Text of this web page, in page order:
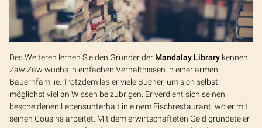
Des Weiteren lernen Sie den Gründer der Mandalay Library kennen.
Zaw Zaw wuchs in einfachen Verhältnissen in einer armen
Bauernfamilie. Trotzdem las er viele Bücher, um sich selbst
möglichst viel an Wissen beizubrigen. Er verdient sich seinen
bescheidenen Lebensunterhalt in einem Fischrestaurant, wo er mit
seinen Cousins arbeitet. Mit dem erwirtschafteten Geld gründete er